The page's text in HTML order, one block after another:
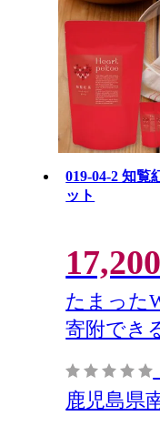
019-04-2 知覧
ット
17,200
たまった
寄附でき
鹿児島県